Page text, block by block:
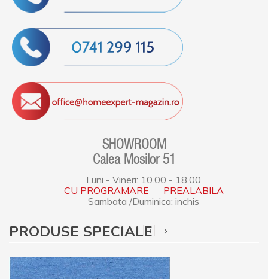
SHOWROOM
Calea Mosilor 51
Luni - Vineri: 10.00 - 18.00
CU PROGRAMARE PREALABILA
Sambata /Duminica: inchis
PRODUSE SPECIALE